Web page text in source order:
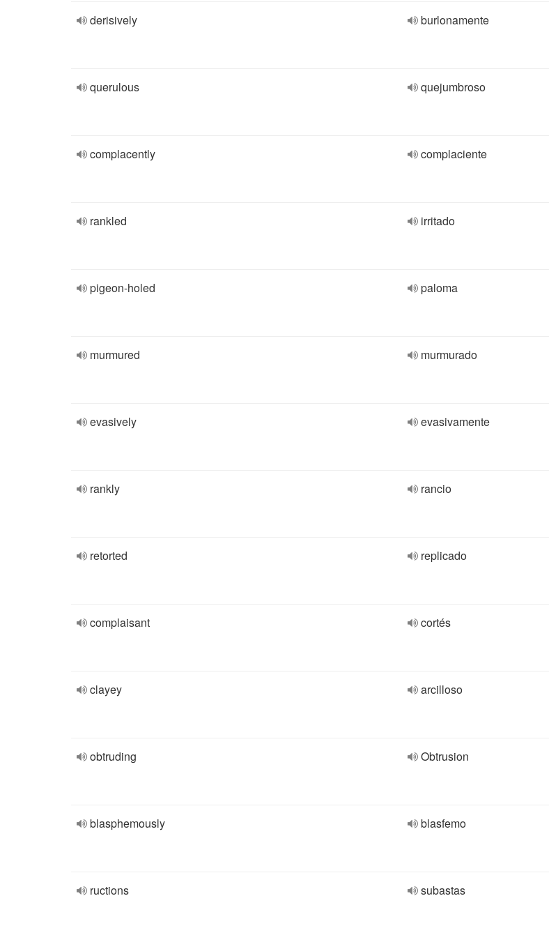
derisively burlonamente
querulous quejumbroso
complacently complaciente
rankled irritado
pigeon-holed paloma
murmured murmurado
evasively evasivamente
rankly rancio
retorted replicado
complaisant cortés
clayey arcilloso
obtruding Obtrusion
blasphemously blasfemo
ructions subastas